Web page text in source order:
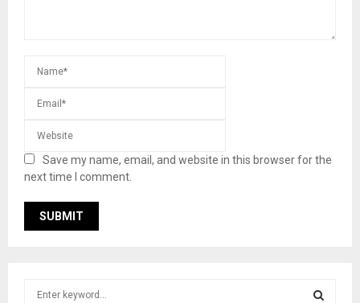
Save my name, email, and website in this browser for the
next time I comment.